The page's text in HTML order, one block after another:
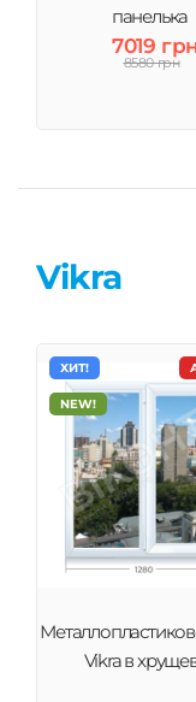
панелька
7019
8580 грн
Vikra
ХИТ!
NEW!
Vikra в